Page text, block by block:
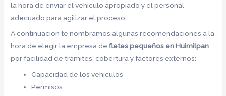
la hora de enviar el vehículo apropiado y el personal
adecuado para agilizar el proceso.
A continuación te nombramos algunas recomendaciones a la
hora de elegir la empresa defletes pequeños en Huimilpan
por facilidad de trámites, cobertura y factores externos:
Capacidad de los vehículos
Permisos